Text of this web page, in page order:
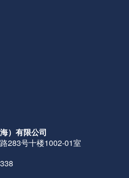
）有限公司
283号十楼1002-01室